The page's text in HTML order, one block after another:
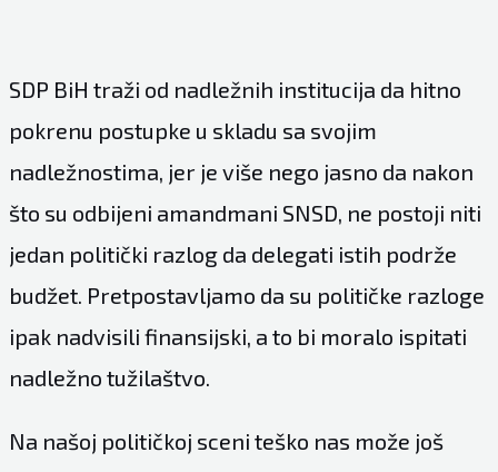
SDP BiH traži od nadležnih institucija da hitno
pokrenu postupke u skladu sa svojim
nadležnostima, jer je više nego jasno da nakon
što su odbijeni amandmani SNSD, ne postoji niti
jedan politički razlog da delegati istih podrže
budžet. Pretpostavljamo da su političke razloge
ipak nadvisili finansijski, a to bi moralo ispitati
nadležno tužilaštvo.
Na našoj političkoj sceni teško nas može još